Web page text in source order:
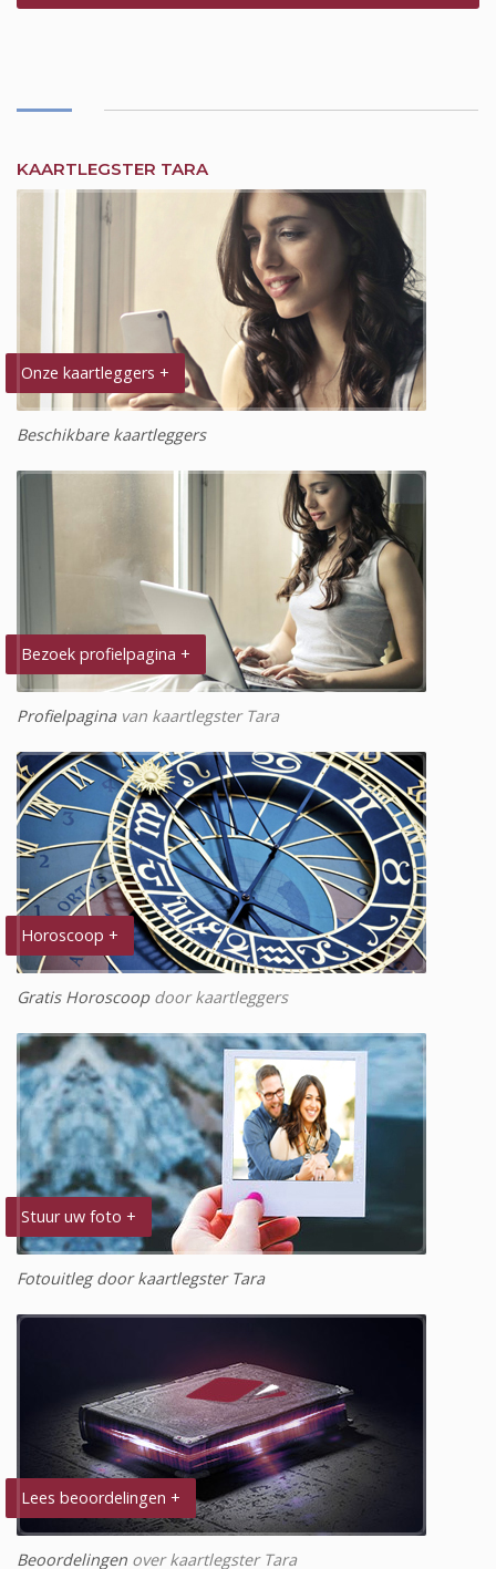
KAARTLEGSTER TARA
Onze kaartleggers +
Beschikbare kaartleggers
Bezoek profielpagina +
Profielpagina van kaartlegster Tara
Horoscoop +
Gratis Horoscoopdoor kaartleggers
Stuur uw foto +
Fotouitleg door kaartlegster Tara
Lees beoordelingen +
Beoordelingen over kaartlegster Tara